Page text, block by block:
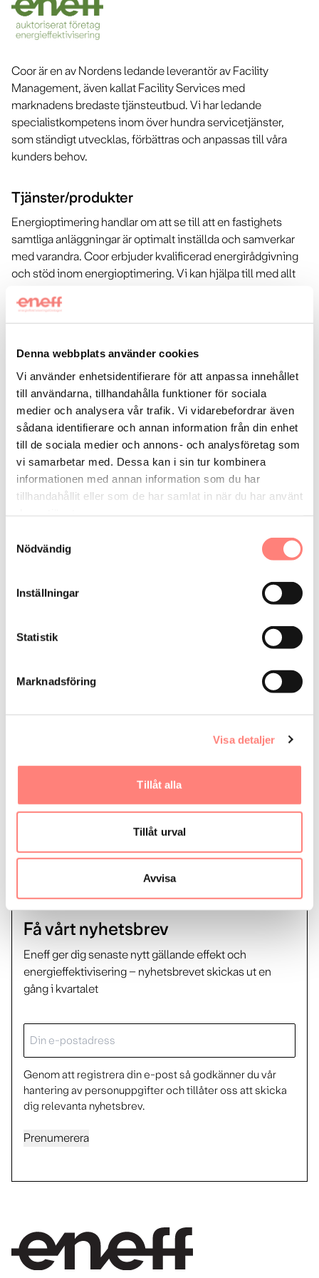
Denna webbplats använder cookies
Vi använder enhetsidentifierare för att anpassa innehållet
till användarna, tillhandahålla funktioner för sociala
medier och analysera vår trafik. Vi vidarebefordrar även
sådana identifierare och annan information från din enhet
till de sociala medier och annons- och analysföretag som
vi samarbetar med. Dessa kan i sin tur kombinera
informationen med annan information som du har
tillhandahållit eller som de har samlat in när du har använt
Nödvändig
Inställningar
Statistik
Marknadsföring
Visa detaljer
Tillåt alla
Tillåt urval
Avvisa
Coor är en av Nordens ledande leverantör av Facility
Management, även kallat Facility Services med
marknadens bredaste tjänsteutbud. Vi har ledande
specialistkompetens inom över hundra servicetjänster,
som ständigt utvecklas, förbättras och anpassas till våra
kunders behov.
Tjänster/produkter
Energioptimering handlar om att se till att en fastighets
samtliga anläggningar är optimalt inställda och samverkar
med varandra. Coor erbjuder kvalificerad energirådgivning
och stöd inom energioptimering. Vi kan hjälpa till med allt
genomförandet av energibesparande åtgärder och slutlig
uppföljning. Våra energispecialister är certifierade
energikartläggning i stora företag. Vi är även certifierade
specialister inom energieffektiva datahallar.
Vi vänder oss till
Butikshyresgäst Flerbostadshusägare
Industriföretag
Kontorshyresgäst
Lokalfastighetsägare Övrigt
Energitjänster vi utför
Teknisk förvaltning - energi
Energikartläggning
Kontaktpersoner
erik.qvicker@coor.com
Vi är verksamma i:
Örebro län
Värmlands län
Skåne län Norrbottens län
Kronobergs län Kalmar län Jönköpings län
Hallands län Gävleborgs län
Få vårt nyhetsbrev
Eneff ger dig senaste nytt gällande effekt och
energieffektivisering – nyhetsbrevet skickas ut en
gång i kvartalet
E-
post
Genom att registrera din e-post så godkänner du vår
hantering av personuppgifter och tillåter oss att skicka
dig relevanta nyhetsbrev.
Prenumerera